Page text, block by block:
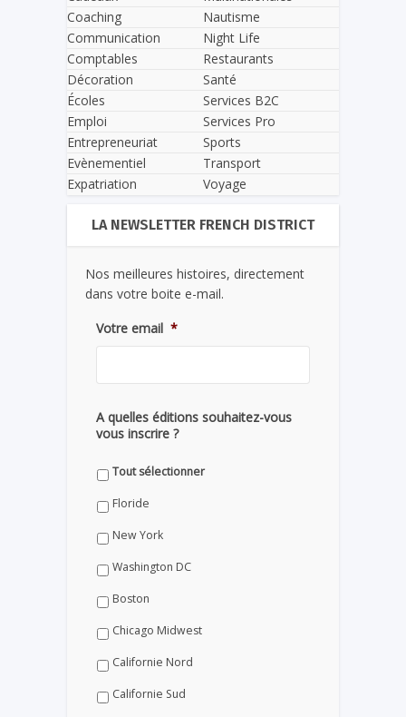
Coaching
Communication
Comptables
Décoration
Écoles
Emploi
Entrepreneuriat
Evènementiel
Expatriation
Nautisme
Night Life
Restaurants
Santé
Services B2C
Services Pro
Sports
Transport
Voyage
LA NEWSLETTER FRENCH DISTRICT
Nos meilleures histoires, directement
dans votre boite e-mail.
Votre email *
A quelles éditions souhaitez-vous
vous inscrire ?
Tout sélectionner
Floride
New York
Washington DC
Boston
Chicago Midwest
Californie Nord
Californie Sud